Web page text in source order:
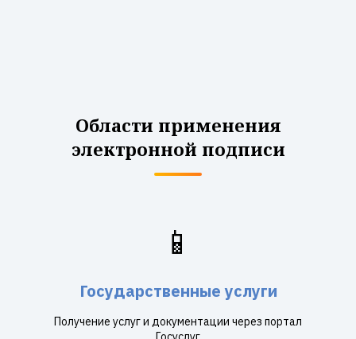
Области применения
электронной подписи
📱
Государственные услуги
Получение услуг и документации через портал